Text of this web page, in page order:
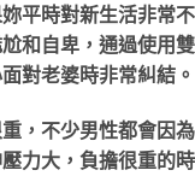
平時對新生活非常不
和自卑，通過使用雙
對老婆時非常糾結。
，不少男性都會因為
力大，負擔很重的時